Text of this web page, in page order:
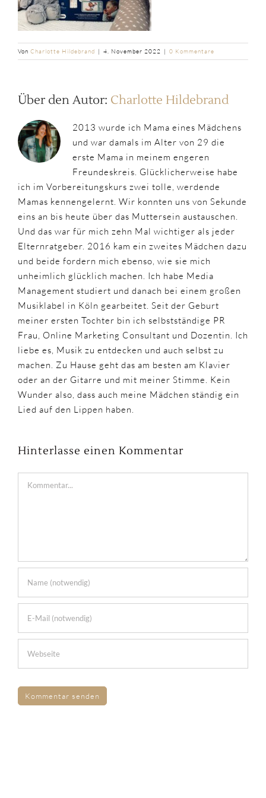
Von Charlotte Hildebrand | 4. November 2022 | 0 Kommentare
Über den Autor: Charlotte Hildebrand
2013 wurde ich Mama eines Mädchens
und war damals im Alter von 29 die
erste Mama in meinem engeren
Freundeskreis. Glücklicherweise habe
ich im Vorbereitungskurs zwei tolle, werdende
Mamas kennengelernt. Wir konnten uns von Sekunde
eins an bis heute über das Muttersein austauschen.
Und das war für mich zehn Mal wichtiger als jeder
Elternratgeber. 2016 kam ein zweites Mädchen dazu
und beide fordern mich ebenso, wie sie mich
unheimlich glücklich machen. Ich habe Media
Management studiert und danach bei einem großen
Musiklabel in Köln gearbeitet. Seit der Geburt
meiner ersten Tochter bin ich selbstständige PR
Frau, Online Marketing Consultant und Dozentin. Ich
liebe es, Musik zu entdecken und auch selbst zu
machen. Zu Hause geht das am besten am Klavier
oder an der Gitarre und mit meiner Stimme. Kein
Wunder also, dass auch meine Mädchen ständig ein
Lied auf den Lippen haben.
Hinterlasse einen Kommentar
Kommentar